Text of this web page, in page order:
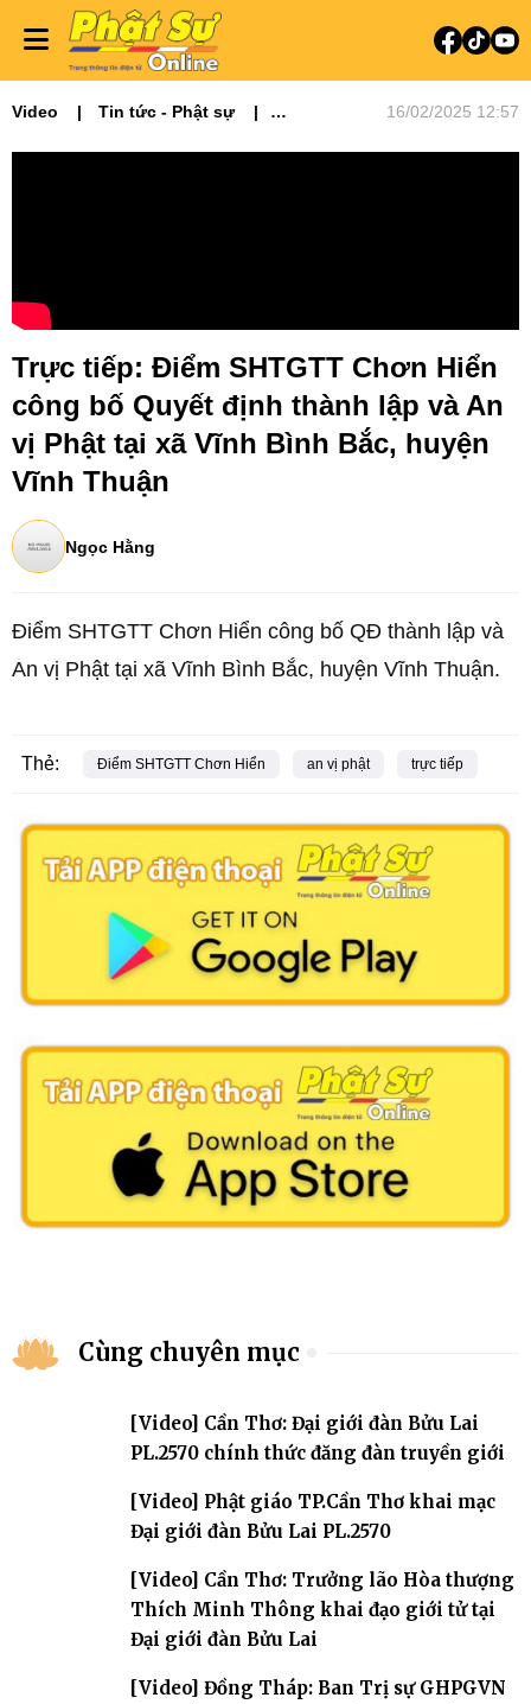
Video
Tin tức - Phật sự
16/02/2025 12:57
Trực tiếp: Điểm SHTGTT Chơn Hiển
công bố Quyết định thành lập và An
vị Phật tại xã Vĩnh Bình Bắc, huyện
Vĩnh Thuận
Ngọc Hằng
Điểm SHTGTT Chơn Hiển công bố QĐ thành lập và
An vị Phật tại xã Vĩnh Bình Bắc, huyện Vĩnh Thuận.
Thẻ: Điểm SHTGTT Chơn Hiển an vị phật trực tiếp
Cùng chuyên mục
[Video] Cần Thơ: Đại giới đàn Bửu Lai
PL.2570 chính thức đăng đàn truyền giới
[Video] Phật giáo TP.Cần Thơ khai mạc
Đại giới đàn Bửu Lai PL.2570
[Video] Cần Thơ: Trưởng lão Hòa thượng
Thích Minh Thông khai đạo giới tử tại
Đại giới đàn Bửu Lai
[Video] Đồng Tháp: Ban Trị sự GHPGVN